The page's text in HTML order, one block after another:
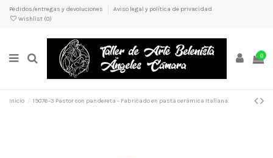
Pedidos/entregas y devoluciones
Aviso legal y política de privacidad
Wishlist (0)
0
Inicio 19076-3 Pastor con pandereta - Fabricado en pasta cerámica Italiana.